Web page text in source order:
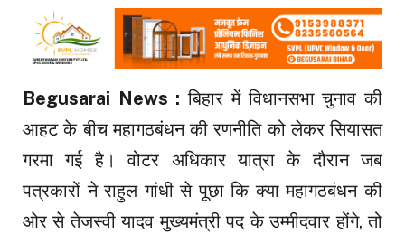
Begusarai News :बिहार में विधानसभा चुनाव की
आहट के बीच महागठबंधन की रणनीति को लेकर सियासत
गरमा गई है। वोटर अधिकार यात्रा के दौरान जब
पत्रकारों ने राहुल गांधी से पूछा कि क्या महागठबंधन की
ओर से तेजस्वी यादव मुख्यमंत्री पद के उम्मीदवार होंगे, तो